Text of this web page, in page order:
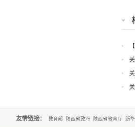
知
友情链接： 教育部 陕西省政府 陕西省教育厅 新